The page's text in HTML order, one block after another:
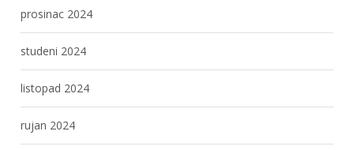
prosinac 2024
studeni 2024
listopad 2024
rujan 2024